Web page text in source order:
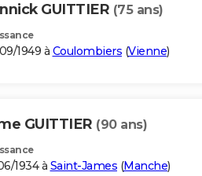
GUITTIER (75 ans)
1949 à Coulombiers (Vienne)
GUITTIER (90 ans)
1934 à Saint-James (Manche)